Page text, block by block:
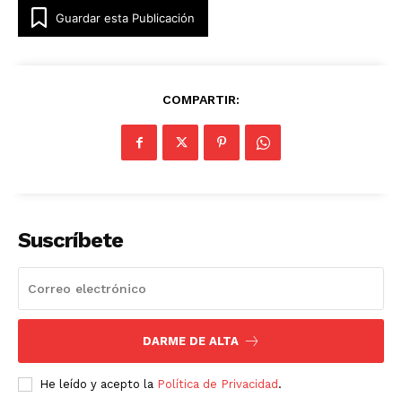
Guardar esta Publicación
COMPARTIR:
Suscríbete
DARME DE ALTA
He leído y acepto la Política de Privacidad .